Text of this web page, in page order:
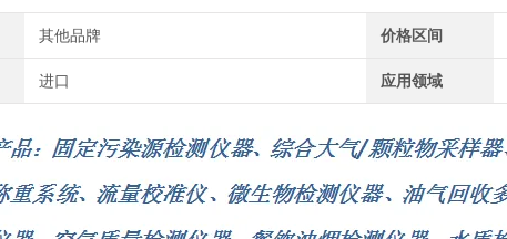
其他品牌 价格区间
进口 应用领域